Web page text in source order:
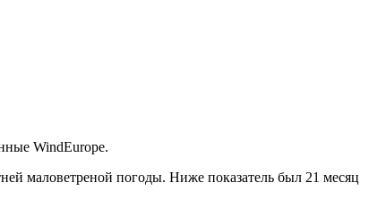
WindEurope.
маловетреной погоды. Ниже показатель был 21 месяц